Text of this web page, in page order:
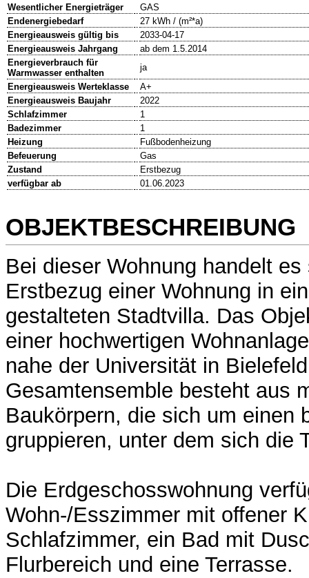
Wesentlicher Energieträger
GAS
Endenergiebedarf
27 kWh / (m²*a)
Energieausweis gültig bis
2033-04-17
Energieausweis Jahrgang
ab dem 1.5.2014
Energieverbrauch für
Warmwasser enthalten
ja
Energieausweis Werteklasse
A+
Energieausweis Baujahr
2022
Schlafzimmer
1
Badezimmer
1
Heizung
Fußbodenheizung
Befeuerung
Gas
Zustand
Erstbezug
verfügbar ab
01.06.2023
OBJEKTBESCHREIBUNG
Bei dieser Wohnung handelt
Erstbezug einer Wohnung in
gestalteten Stadtvilla. Das
einer hochwertigen
nahe der Universität in
Gesamtensemble besteht aus
Baukörpern, die sich um einen
gruppieren, unter dem sich die
Die Erdgeschosswohnung
Wohn-/Esszimmer mit offener
Schlafzimmer, ein Bad mit
Flurbereich und eine Terrasse.